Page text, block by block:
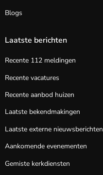
Blogs
Laatste berichten
Recente 112 meldingen
Recente vacatures
Recente aanbod huizen
Laatste bekendmakingen
Laatste externe nieuwsberichten
Aankomende evenementen
Gemiste kerkdiensten